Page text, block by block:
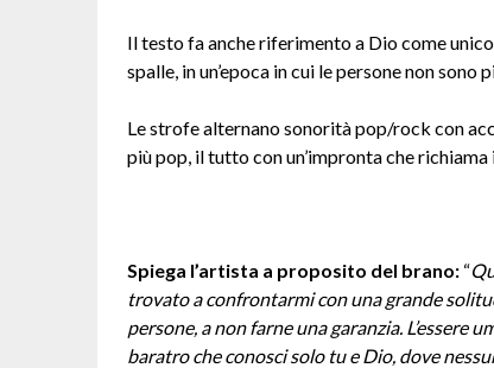
Il testo fa anche riferimento a Dio come
spalle, in un’epoca in cui le persone non sono
Le strofe alternano sonorità pop/rock con
più pop, il tutto con un’impronta che
Spiega l’artista a proposito del brano: “
trovato a confrontarmi con una grande
persone, a non farne una garanzia.
baratro che conosci solo tu e Dio, dove